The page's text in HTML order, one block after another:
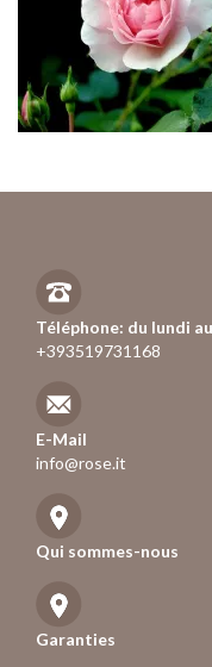
Téléphone: du lundi
+393519731168
E-Mail
info@rose.it
Qui sommes-nous
Garanties